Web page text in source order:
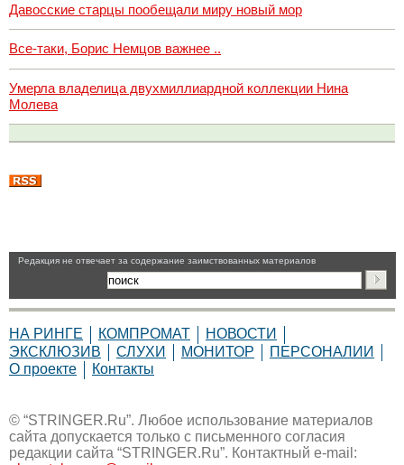
Давосские старцы пообещали миру новый мор
Все-таки, Борис Немцов важнее ..
Умерла владелица двухмиллиардной коллекции Нина
Молева
Pедакция не отвечает за содержание заимствованных материалов
НА РИНГЕ КОМПРОМАТ
НОВОСТИ
ЭКСКЛЮЗИВ
СЛУХИ МОНИТОР
ПЕРСОНАЛИИ
О проекте
Контакты
© “STRINGER.Ru”. Любое использование материалов
сайта допускается только с письменного согласия
редакции сайта “STRINGER.Ru”. Контактный e-mail: